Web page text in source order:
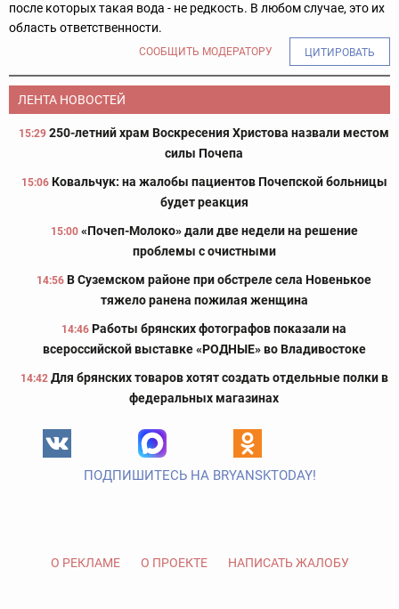
после которых такая вода - не редкость. В любом случае, это их
область ответственности.
СООБЩИТЬ МОДЕРАТОРУ ЦИТИРОВАТЬ
ЛЕНТА НОВОСТЕЙ
15:29 250-летний храм Воскресения Христова назвали местом
силы Почепа
15:06 Ковальчук: на жалобы пациентов Почепской больницы
будет реакция
15:00 «Почеп-Молоко» дали две недели на решение
проблемы с очистными
14:56 В Суземском районе при обстреле села Новенькое
тяжело ранена пожилая женщина
14:46 Работы брянских фотографов показали на
всероссийской выставке «РОДНЫЕ» во Владивостоке
14:42 Для брянских товаров хотят создать отдельные полки в
федеральных магазинах
ПОДПИШИТЕСЬ НА BRYANSKTODAY!
О РЕКЛАМЕ О ПРОЕКТЕ НАПИСАТЬ ЖАЛОБУ